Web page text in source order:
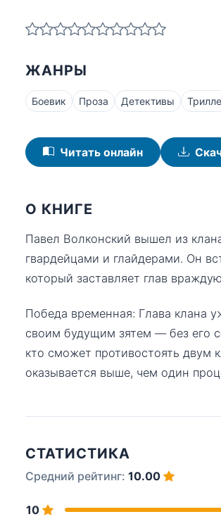
ЖАНРЫ
Боевик Проза Детективы
Читать онлайн
О КНИГЕ
Павел Волконский вышел из
гвардейцами и глайдерами. Он
который заставляет глав
Победа временная: Глава клана
своим будущим зятем — без его
кто сможет противостоять двум
оказывается выше, чем один
СТАТИСТИКА
Средний рейтинг: 10.00
10